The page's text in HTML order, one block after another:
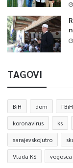
TAGOVI
BiH dom FBiH
koronavirus ks
sarajevskojutro
Vlada KS vogosca